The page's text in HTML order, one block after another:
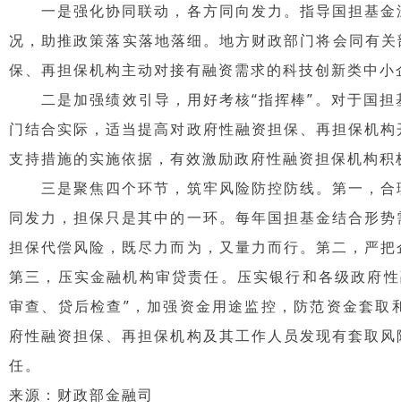
一是强化协同联动，各方同向发力。指导国担基金
况，助推政策落实落地落细。地方财政部门将会同有
保、再担保机构主动对接有融资需求的科技创新类中
二是加强绩效引导，用好考核“指挥棒”。对于国担
门结合实际，适当提高对政府性融资担保、再担保机
支持措施的实施依据，有效激励政府性融资担保机构
三是聚焦四个环节，筑牢风险防控防线。第一，合
同发力，担保只是其中的一环。每年国担基金结合形
担保代偿风险，既尽力而为，又量力而行。第二，严
第三，压实金融机构审贷责任。压实银行和各级政府
审查、贷后检查”，加强资金用途监控，防范资金套
府性融资担保、再担保机构及其工作人员发现有套取
任。
来源：财政部金融司